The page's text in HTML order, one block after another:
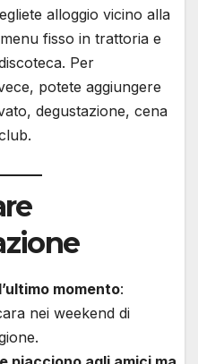
alloggio vicino alla
fisso in trattoria e
Per
potete aggiungere
degustazione, cena
momento:
nei weekend di